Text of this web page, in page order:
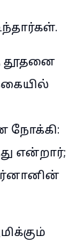
தூதனை
நோக்கி:
என்றார்;